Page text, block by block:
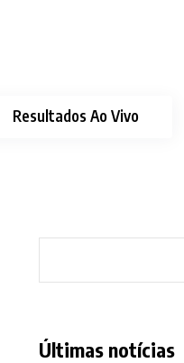
Resultados Ao Vivo
Últimas notícias